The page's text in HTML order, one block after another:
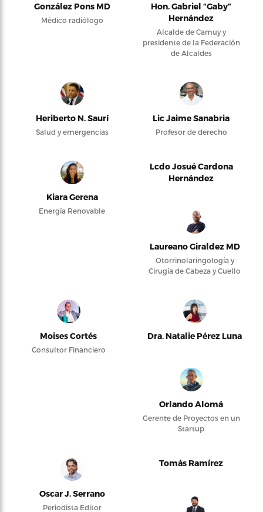
González Pons MD
Médico radiólogo
Hon. Gabriel “Gaby”
Hernández
Alcalde de Camuy y
presidente de la Federación
de Alcaldes
Heriberto N. Saurí
Salud y emergencias
Lic Jaime Sanabria
Profesor de derecho
Kiara Gerena
Energía Renovable
Lcdo Josué Cardona
Hernández
Laureano Giraldez MD
Otorrinolaringología y
Cirugía de Cabeza y Cuello
Moises Cortés
Consultor Financiero
Dra. Natalie Pérez Luna
Orlando Alomá
Gerente de Proyectos en un
Startup
Oscar J. Serrano
Periodista Editor
Tomás Ramírez